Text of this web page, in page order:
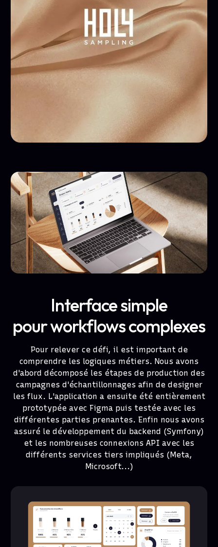
Interface simple
pour workflows complexes
Pour relever ce défi, il est important de
comprendre les logiques métiers. Nous avons
d'abord décomposé les étapes de production des
campagnes d'échantillonnages afin de designer
les flux. L'application a ensuite été entièrement
prototypée avec Figma puis testée avec les
différentes parties prenantes. Enfin nous avons
assuré le développement du backend (Symfony)
et les nombreuses connexions API avec les
différents services tiers impliqués (Meta,
Microsoft...)